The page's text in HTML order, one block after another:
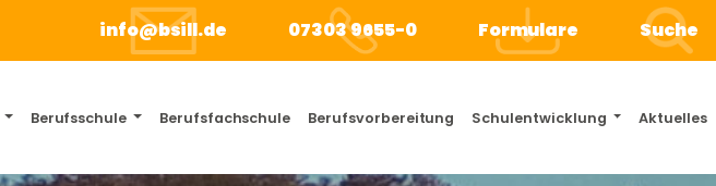
info@bsill.de 07303 9655-0 Formulare Suche
Berufsschule Berufsfachschule Berufsvorbereitung Schulentwicklung Aktuelles